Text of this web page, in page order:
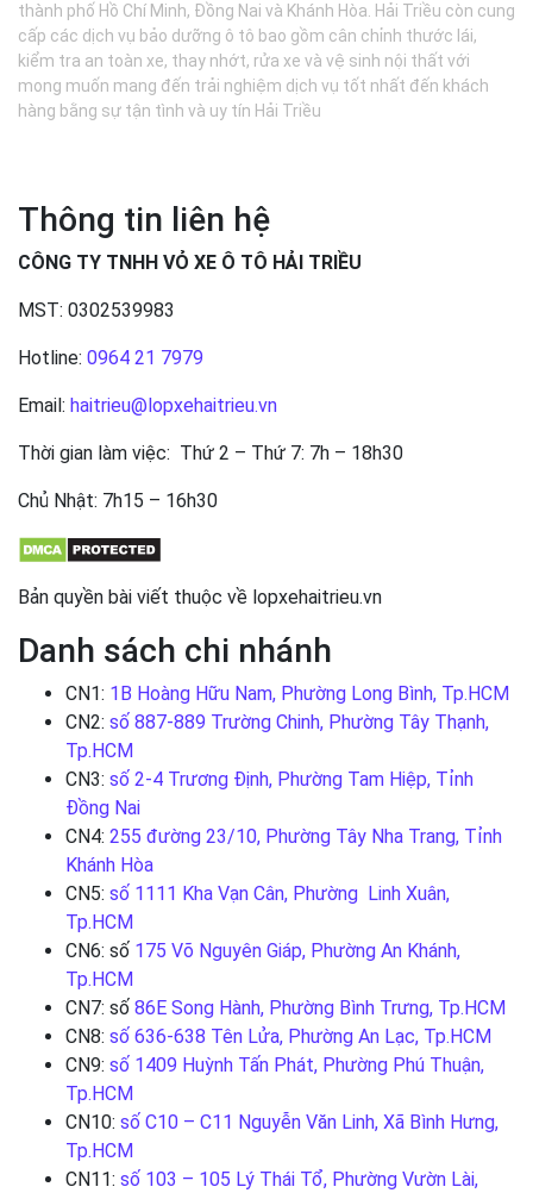
thành phố Hồ Chí Minh, Đồng Nai và Khánh Hòa. Hải Triều còn cung
cấp các dịch vụ bảo dưỡng ô tô bao gồm cân chỉnh thước lái,
kiểm tra an toàn xe, thay nhớt, rửa xe và vệ sinh nội thất với
mong muốn mang đến trải nghiệm dịch vụ tốt nhất đến khách
hàng bằng sự tận tình và uy tín Hải Triều
Thông tin liên hệ
CÔNG TY TNHH VỎ XE Ô TÔ HẢI TRIỀU
MST: 0302539983
Hotline: 0964 21 7979
Email: haitrieu@lopxehaitrieu.vn
Thời gian làm việc: Thứ 2 – Thứ 7: 7h – 18h30
Chủ Nhật: 7h15 – 16h30
Bản quyền bài viết thuộc về lopxehaitrieu.vn
Danh sách chi nhánh
CN1: 1B Hoàng Hữu Nam, Phường Long Bình, Tp.HCM
CN2: số 887-889 Trường Chinh, Phường Tây Thạnh,
Tp.HCM
CN3: số 2-4 Trương Định, Phường Tam Hiệp, Tỉnh
Đồng Nai
CN4: 255 đường 23/10, Phường Tây Nha Trang, Tỉnh
Khánh Hòa
CN5: số 1111 Kha Vạn Cân, Phường Linh Xuân,
Tp.HCM
CN6: số 175 Võ Nguyên Giáp, Phường An Khánh,
Tp.HCM
CN7: số 86E Song Hành, Phường Bình Trưng, Tp.HCM
CN8: số 636-638 Tên Lửa, Phường An Lạc, Tp.HCM
CN9: số 1409 Huỳnh Tấn Phát, Phường Phú Thuận,
Tp.HCM
CN10: số C10 – C11 Nguyễn Văn Linh, Xã Bình Hưng,
Tp.HCM
CN11: số 103 – 105 Lý Thái Tổ, Phường Vườn Lài,